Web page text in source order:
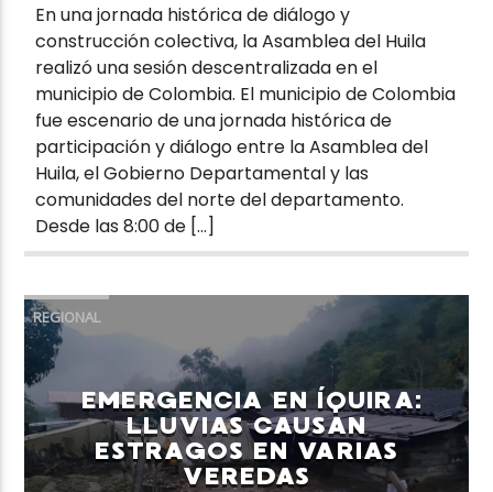
En una jornada histórica de diálogo y
construcción colectiva, la Asamblea del Huila
realizó una sesión descentralizada en el
municipio de Colombia. El municipio de Colombia
fue escenario de una jornada histórica de
participación y diálogo entre la Asamblea del
Huila, el Gobierno Departamental y las
comunidades del norte del departamento.
Desde las 8:00 de […]
REGIONAL
EMERGENCIA EN ÍQUIRA:
LLUVIAS CAUSAN
ESTRAGOS EN VARIAS
VEREDAS